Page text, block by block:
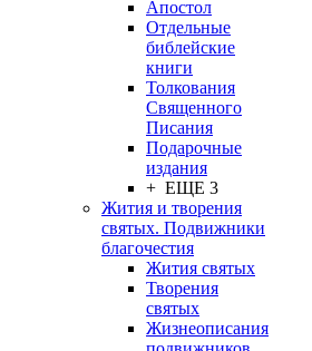
Апостол
Отдельные
библейские
книги
Толкования
Священного
Писания
Подарочные
издания
+ ЕЩЕ 3
Жития и творения
святых. Подвижники
благочестия
Жития святых
Творения
святых
Жизнеописания